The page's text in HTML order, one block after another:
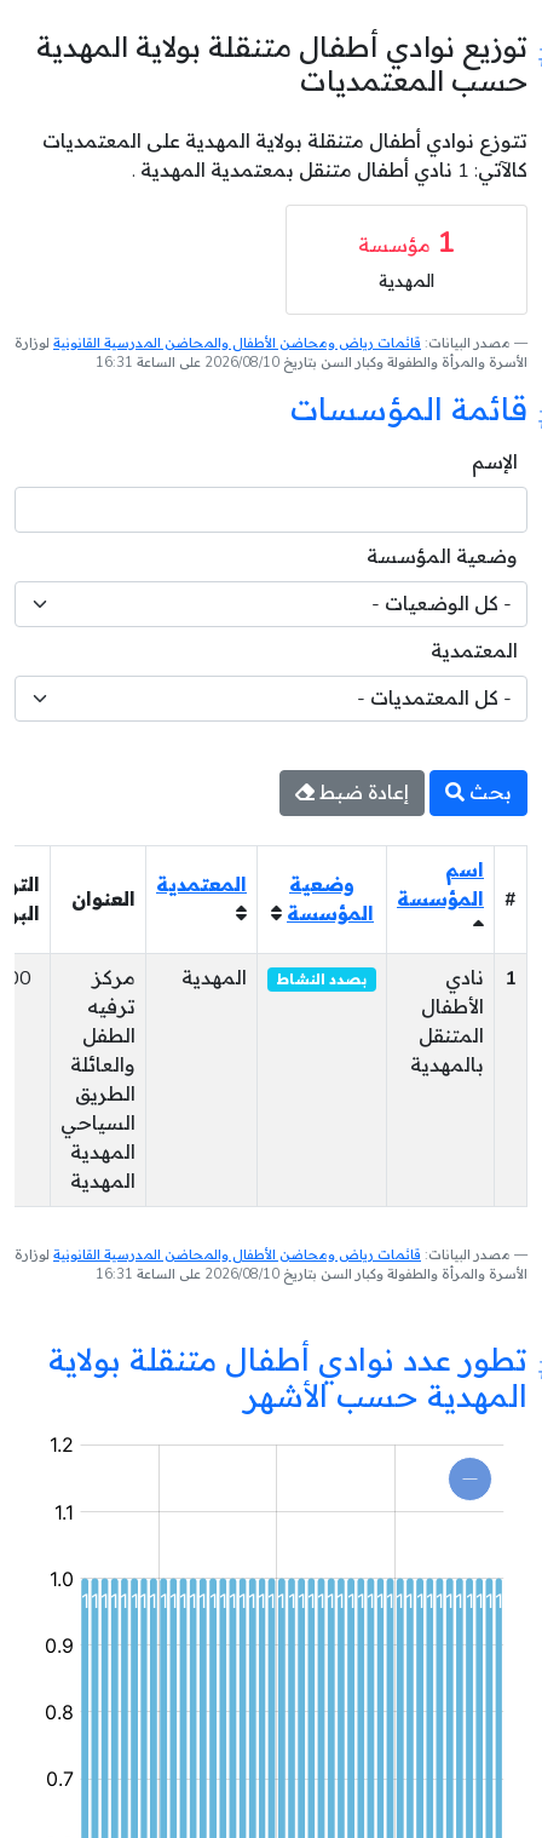
توزيع نوادي أطفال متنقلة بولاية المهدية
حسب المعتمديات
تتوزع نوادي أطفال متنقلة بولاية المهدية على المعتمديات
كالآتي: 1 نادي أطفال متنقل بمعتمدية المهدية .
1 مؤسسة
المهدية
مصدر البيانات: قائمات رياض ومحاضن الأطفال والمحاضن المدرسية القانونية لوزارة
الأسرة والمرأة والطفولة وكبار السن بتاريخ 2026/08/10 على الساعة 16:31
قائمة المؤسسات
الإسم
وضعية المؤسسة
المعتمدية
بحث إعادة ضبط
#
اسم
المؤسسة
وضعية
المؤسسة
المعتمدية
العنوان
1
نادي
الأطفال
المتنقل
بالمهدية
بصدد النشاط المهدية
مركز
ترفيه
الطفل
والعائلة
الطريق
السياحي
المهدية
المهدية
مصدر البيانات: قائمات رياض ومحاضن الأطفال والمحاضن المدرسية القانونية لوزارة
الأسرة والمرأة والطفولة وكبار السن بتاريخ 2026/08/10 على الساعة 16:31
تطور عدد نوادي أطفال متنقلة بولاية
المهدية حسب الأشهر
نادي